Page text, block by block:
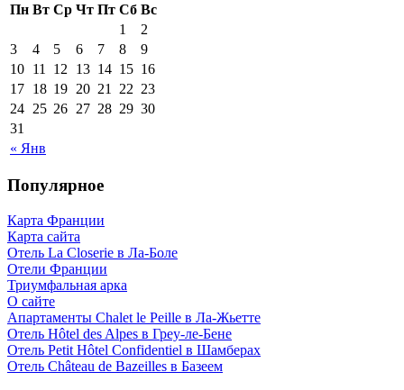
Пн Вт Ср Чт Пт Сб Вс
« Янв
1
2
3
4 5 6 7 8
9
10 11 12 13 14 15 16
17 18 19 20 21 22 23
24 25 26 27 28 29 30
31
Популярное
Карта Франции
Карта сайта
Отель La Closerie в Ла-Боле
Отели Франции
Триумфальная арка
О сайте
Апартаменты Chalet le Peille в Ла-Жьетте
Отель Hôtel des Alpes в Греу-ле-Бене
Отель Petit Hôtel Confidentiel в Шамберах
Отель Château de Bazeilles в Базеем